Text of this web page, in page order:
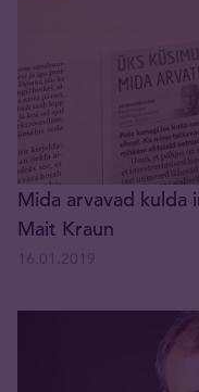
Mida arvavad kulda
Mait Kraun